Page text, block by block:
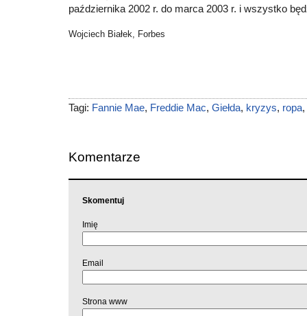
października 2002 r. do marca 2003 r. i wszystko
Wojciech Białek, Forbes
Tagi: Fannie Mae, Freddie Mac, Giełda, kryzys, ropa,
Komentarze
Skomentuj
Imię
Email
Strona www